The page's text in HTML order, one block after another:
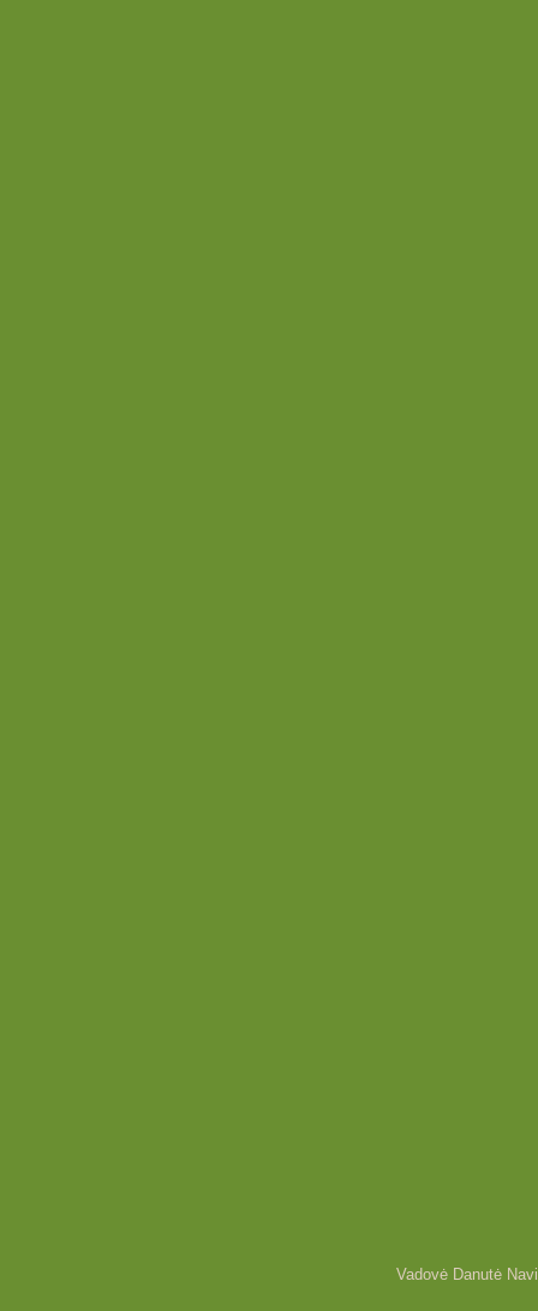
Vadovė Danutė